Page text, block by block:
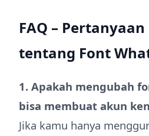
FAQ –
tentang Font
1. Apakah mengubah
bisa membuat akun
Jika kamu hanya